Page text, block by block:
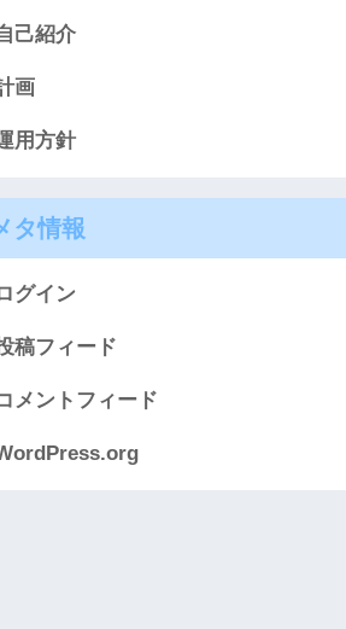
己紹介
画
用方針
タ情報
グイン
稿フィード
メントフィード